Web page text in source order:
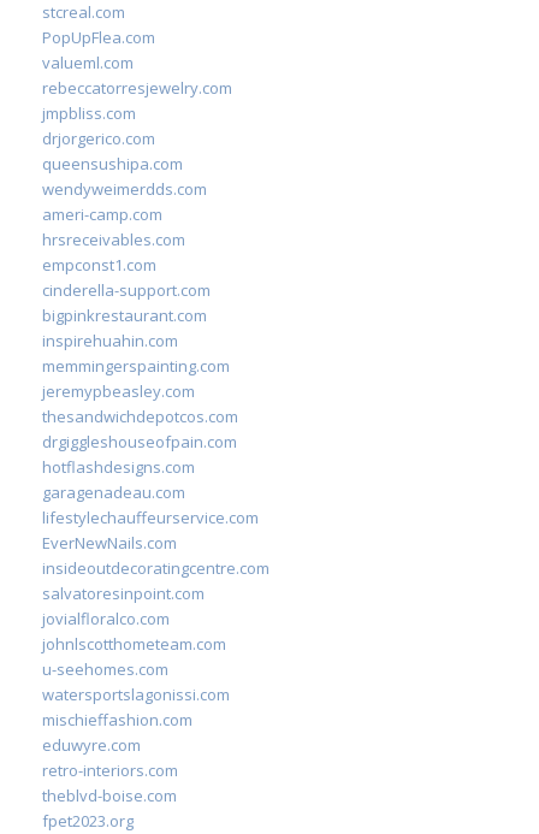
stcreal.com
PopUpFlea.com
valueml.com
rebeccatorresjewelry.com
jmpbliss.com
drjorgerico.com
queensushipa.com
wendyweimerdds.com
ameri-camp.com
hrsreceivables.com
empconst1.com
cinderella-support.com
bigpinkrestaurant.com
inspirehuahin.com
memmingerspainting.com
jeremypbeasley.com
thesandwichdepotcos.com
drgiggleshouseofpain.com
hotflashdesigns.com
garagenadeau.com
lifestylechauffeurservice.com
EverNewNails.com
insideoutdecoratingcentre.com
salvatoresinpoint.com
jovialfloralco.com
johnlscotthometeam.com
u-seehomes.com
watersportslagonissi.com
mischieffashion.com
eduwyre.com
retro-interiors.com
theblvd-boise.com
fpet2023.org